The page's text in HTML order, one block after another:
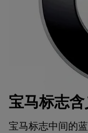
宝马标志含
宝马标志中间的